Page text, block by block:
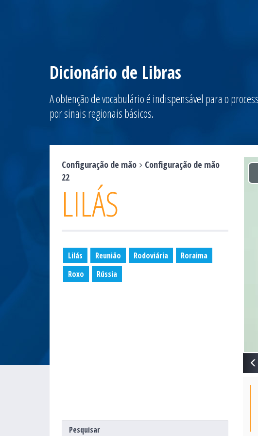
Dicionário de Libras
A obtenção de vocabulário é indispensável para o
por sinais regionais básicos.
Configuração de mão
Configuração de mão
22
LILÁS
Lilás Reunião Rodoviária
Roraima
Roxo
Rússia